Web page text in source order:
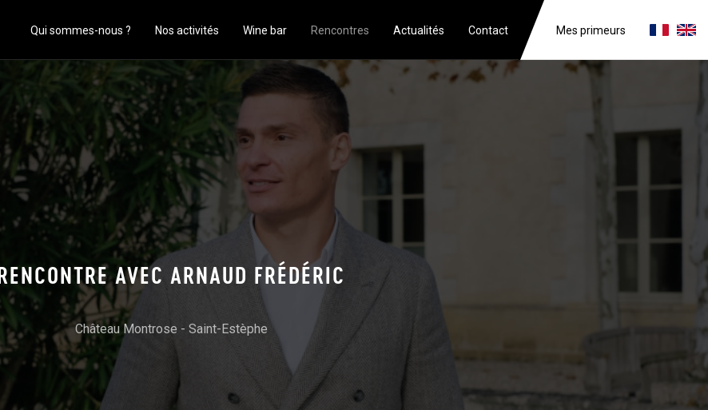
Qui sommes-nous ? Nos activités Wine bar Rencontres Actualités Contact Mes primeurs
RENCONTRE AVEC ARNAUD FRÉDÉRIC
Château Montrose - Saint-Estèphe